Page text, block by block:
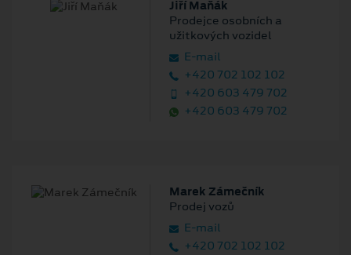
Jiří Maňák
Prodejce osobních a
užitkových vozidel
E‑mail
+420 702 102 102
+420 603 479 702
+420 603 479 702
Marek Zámečník
Prodej vozů
E‑mail
+420 702 102 102